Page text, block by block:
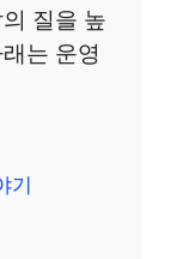
질을 높
는 운영
기